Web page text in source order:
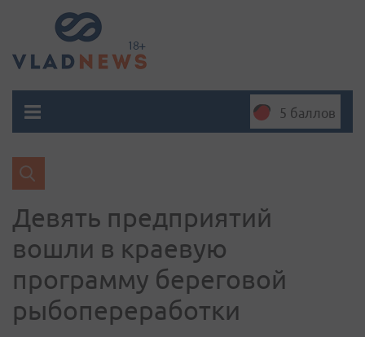
5 баллов
Девять предприятий
вошли в краевую
программу береговой
рыбопереработки